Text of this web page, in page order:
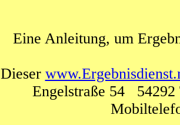
Eine Anleitung, um
Dieser
Engelstraße 54